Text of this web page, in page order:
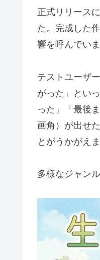
正式リリース
た。完成した
響を呼んでいま
テストユーザ
がった」とい
った」「最後
画角）が出せ
とがうかがえま
多様なジャン